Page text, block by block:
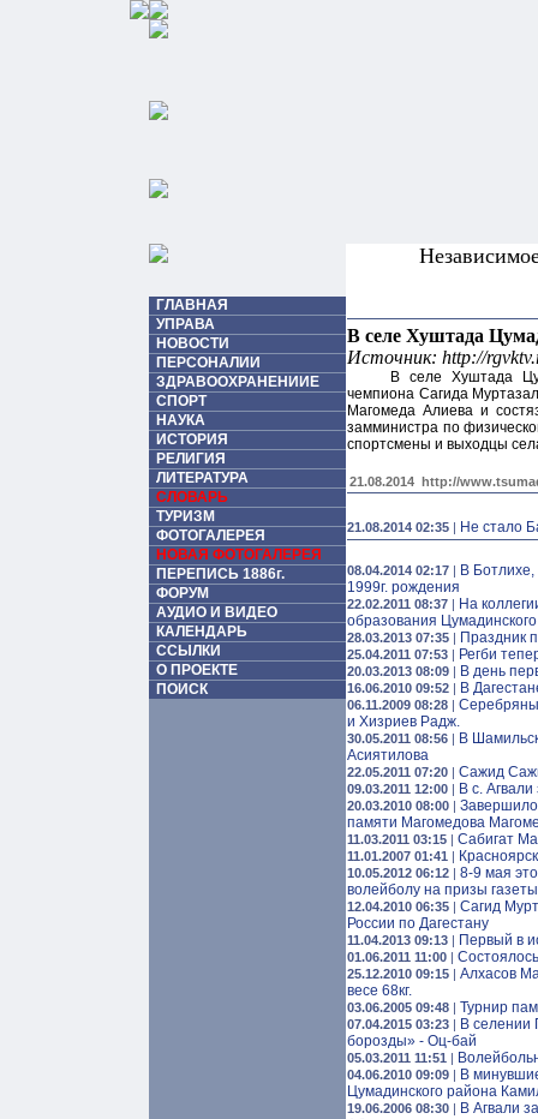
ГЛАВНАЯ
УПРАВА
НОВОСТИ
ПЕРСОНАЛИИ
ЗДРАВООХРАНЕНИИЕ
СПОРТ
НАУКА
ИСТОРИЯ
РЕЛИГИЯ
ЛИТЕРАТУРА
СЛОВАРЬ
ТУРИЗМ
ФОТОГАЛЕРЕЯ
НОВАЯ ФОТОГАЛЕРЕЯ
ПЕРЕПИСЬ 1886г.
ФОРУМ
АУДИО И ВИДЕО
КАЛЕНДАРЬ
ССЫЛКИ
О ПРОЕКТЕ
ПОИСК
В селе Хуштада
Источник: http://
В селе Хуштада
чемпиона Сагида
Магомеда Алиева и
замминистра по
спортсмены и выходцы
21.08.2014 http://
21.08.2014 02:35 | Не стало
08.04.2014 02:17 | В
1999г. рождения
22.02.2011 08:37 | На
образования
28.03.2013 07:35 | Праздник
25.04.2011 07:53 | Регби
20.03.2013 08:09 | В день
16.06.2010 09:52 | В
06.11.2009 08:28 |
и Хизриев Радж.
30.05.2011 08:56 | В
Асиятилова
22.05.2011 07:20 | Сажид
09.03.2011 12:00 | В с.
20.03.2010 08:00 |
памяти Магомедова
11.03.2011 03:15 | Сабигат
11.01.2007 01:41 |
10.05.2012 06:12 | 8-9 мая
волейболу на призы
12.04.2010 06:35 | Сагид
России по Дагестану
11.04.2013 09:13 | Первый в
01.06.2011 11:00 |
25.12.2010 09:15 | Алхасов
весе 68кг.
03.06.2005 09:48 | Турнир
07.04.2015 03:23 | В селении
борозды» - Оц-бай
05.03.2011 11:51 |
04.06.2010 09:09 | В
Цумадинского района
19.06.2006 08:30 | В Агвали